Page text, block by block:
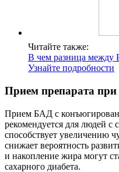
Читайте также:
В чем разница между
Узнайте подробности
Прием препарата при
Прием БАД с
рекомендуется для людей
способствует увеличению
снижает вероятность
и накопление жира могут
сахарного диабета.